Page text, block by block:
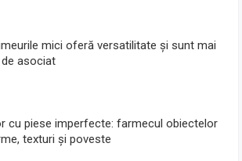
mici oferă versatilitate și sunt mai
asociat
cu piese imperfecte: farmecul obiectelor
texturi și poveste